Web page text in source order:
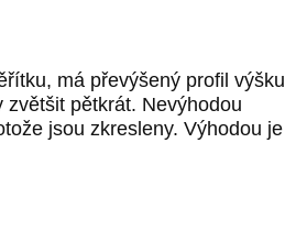
má převýšený profil výšku
pětkrát. Nevýhodou
jsou zkresleny. Výhodou je